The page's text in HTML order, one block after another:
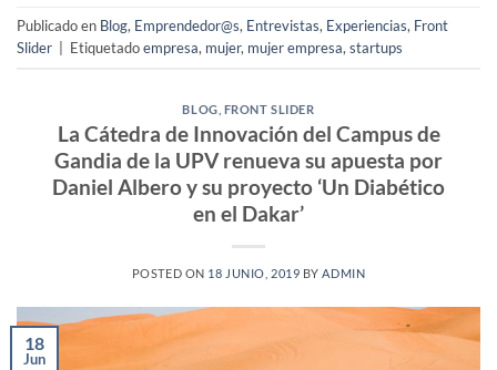
Publicado en Blog, Emprendedor@s, Entrevistas, Experiencias, Front
Slider
Etiquetadoempresa, mujer, mujer empresa, startups
BLOG FRONT SLIDER
La Cátedra de Innovación del Campus de
Gandia de la UPV renueva su apuesta por
Daniel Albero y su proyecto ‘Un Diabético
en el Dakar’
POSTED ON 18 JUNIO, 2019 BYADMIN
18
Jun